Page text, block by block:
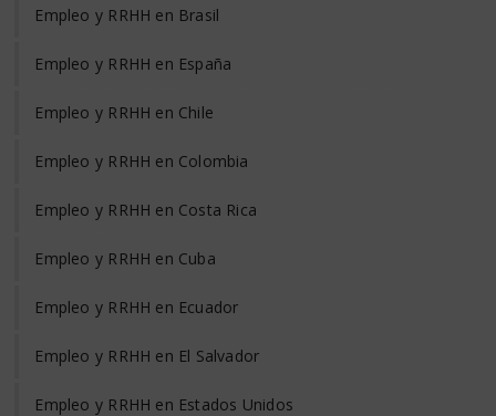
Empleo y RRHH en Brasil
Empleo y RRHH en España
Empleo y RRHH en Chile
Empleo y RRHH en Colombia
Empleo y RRHH en Costa Rica
Empleo y RRHH en Cuba
Empleo y RRHH en Ecuador
Empleo y RRHH en El Salvador
Empleo y RRHH en Estados Unidos